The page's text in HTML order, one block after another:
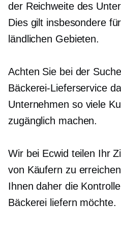
der Reichweite des
Dies gilt insbesondere
ländlichen Gebieten.
Achten Sie bei der
Bäckerei-Lieferservice
Unternehmen so viele
zugänglich machen.
Wir bei Ecwid teilen Ihr
von Käufern zu
Ihnen daher die
Bäckerei liefern möchte.